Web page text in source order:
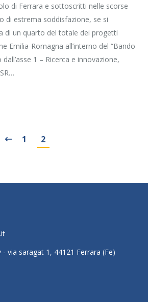
di Ferrara e sottoscritti nelle scorse
di estrema soddisfazione, se si
di un quarto del totale dei progetti
Emilia-Romagna all’interno del “Bando
1 – Ricerca e innovazione,
1 2
via saragat 1, 44121 Ferrara (Fe)